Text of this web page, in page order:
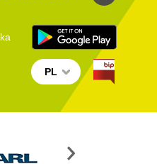
PL